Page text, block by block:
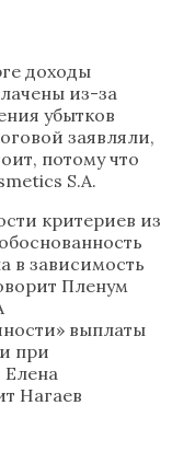
доходы
из-за
убытков
заявляли,
потому что
S.A.
критериев из
в зависимость
Пленум
выплаты
при
Елена
Нагаев